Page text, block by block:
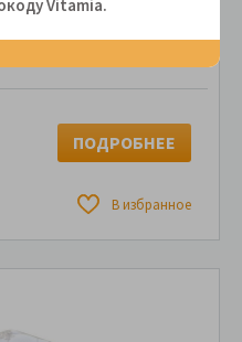
спящего.
поддержку и
В избранное
ПОДРОБНЕЕ
Vitamiа.